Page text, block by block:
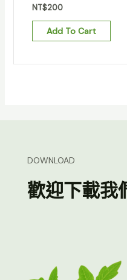
NT$200
Add To Cart
DOWNLOAD
歡迎下載我